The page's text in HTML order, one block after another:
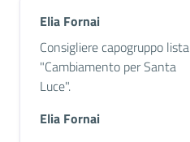
Elia Fornai
Descrizione breve
Consigliere capogruppo lista
"Cambiamento per Santa
Luce".
Elia Fornai